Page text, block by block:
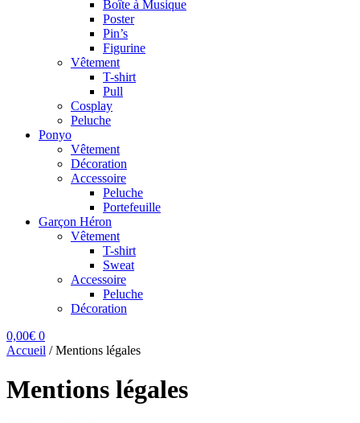
Boîte à Musique
Poster
Pin’s
Figurine
Vêtement
T-shirt
Pull
Cosplay
Peluche
Ponyo
Vêtement
Décoration
Accessoire
Peluche
Portefeuille
Garçon Héron
Vêtement
T-shirt
Sweat
Accessoire
Peluche
Décoration
0,00€ 0
Accueil /Mentions légales
Mentions légales